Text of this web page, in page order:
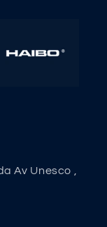
Av Unesco ,